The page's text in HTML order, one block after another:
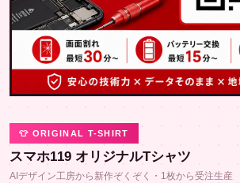
👕 ORIGINAL T-SHIRT
スマホ119 オリジナルTシャツ
AIデザイン工房から新作ぞくぞく・1枚から受注生産